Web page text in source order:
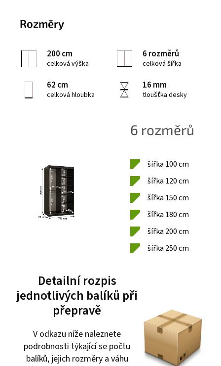
Rozměry
200 cm
celková výška
6 rozměrů
celková šířka
62 cm
celková hloubka
16 mm
tloušťka desky
6 rozměrů
šířka 100 cm
šířka 120 cm
šířka 150 cm
šířka 180 cm
šířka 200 cm
šířka 250 cm
Detailní rozpis
jednotlivých balíků při
přepravě
V odkazu níže naleznete
podrobnosti týkající se počtu
balíků, jejich rozměry a váhu